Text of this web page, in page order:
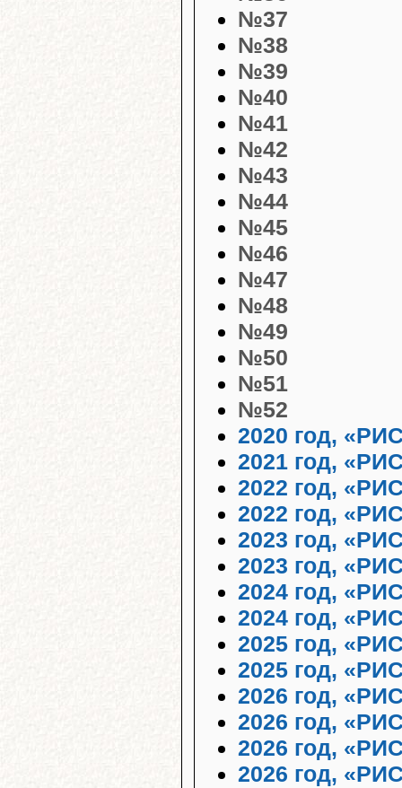
№37
№38
№39
№40
№41
№42
№43
№44
№45
№46
№47
№48
№49
№50
№51
№52
2020 год,
2021 год,
2022 год,
2022 год,
2023 год,
2023 год,
2024 год,
2024 год,
2025 год,
2025 год,
2026 год,
2026 год,
2026 год,
2026 год,